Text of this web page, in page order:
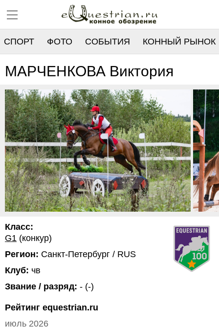
СПОРТ ФОТО СОБЫТИЯ КОННЫЙ РЫНОК
РЕЕСТР
МАРЧЕНКОВА Виктория
Класс:
G1 (конкур)
Регион: Санкт-Петербург / RUS
Клуб: чв
Звание / разряд: - (-)
Рейтинг equestrian.ru
июль 2026